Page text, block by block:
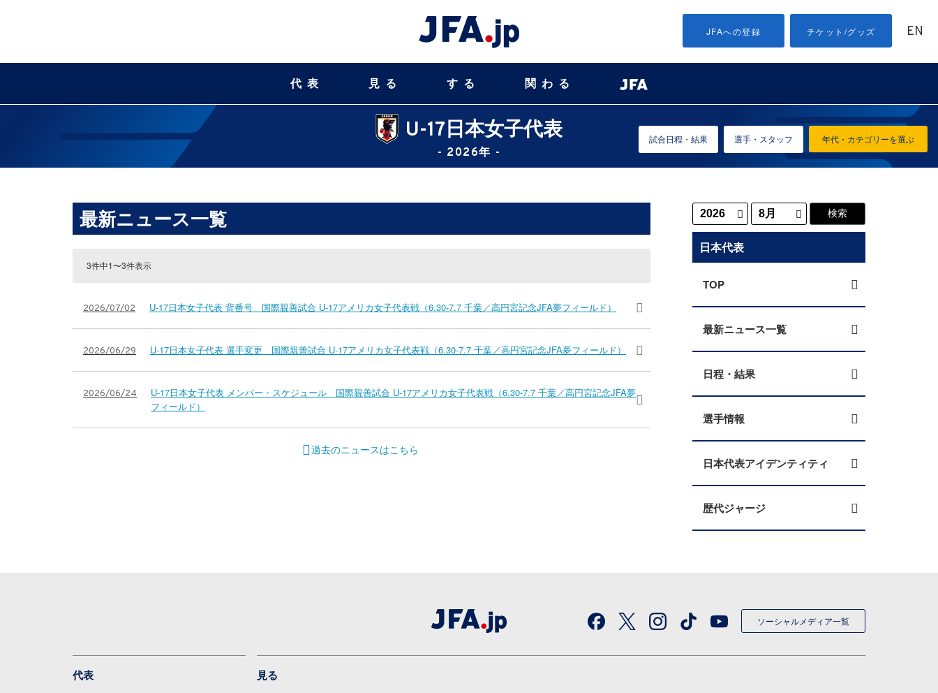
JFAへの登録 チケット/グッズ EN
代表 見る する 関わる
U-17日本女子代表
- 2026年 -
年代・カテゴリーを選ぶ
試合日程・結果 選手・スタッフ
最新ニュース一覧
3件中1〜3件表示
2026/07/02 U-17日本女子代表 背番号 国際親善試合 U-17アメリカ女子代表戦（6.30-7.7 千葉／高円宮記念JFA夢フィールド）
2026/06/29 U-17日本女子代表 選手変更 国際親善試合 U-17アメリカ女子代表戦（6.30-7.7 千葉／高円宮記念JFA夢フィールド）
2026/06/24
U-17日本女子代表 メンバー・スケジュール 国際親善試合 U-17アメリカ女子代表戦（6.30-7.7 千葉／高円宮記念JFA夢
フィールド）
過去のニュースはこちら
日本代表
TOP
最新ニュース一覧
日程・結果
選手情報
日本代表アイデンティティ
歴代ジャージ
ソーシャルメディア一覧
代表 見る